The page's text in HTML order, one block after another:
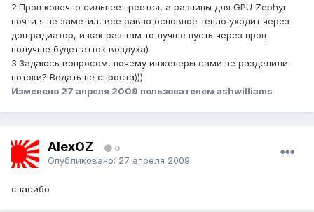
2.Проц конечно сильнее греется, а разницы для GPU Zephyr
почти я не заметил, все равно основное тепло уходит через
доп радиатор, и как раз там то лучше пусть через проц
получше будет атток воздуха)
3.Задаюсь вопросом, почему инженеры сами не разделили
потоки? Ведать не спроста)))
Изменено 27 апреля 2009 пользователем ashwilliams
AlexOZ 0
Опубликовано: 27 апреля 2009
спасибо